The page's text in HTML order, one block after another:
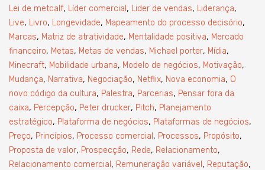
Lei de metcalf, Líder comercial , Lider de vendas, Liderança,
Live, Livro, Longevidade, Mapeamento do processo decisório,
Marcas, Matriz de atratividade, Mentalidade positiva, Mercado
financeiro, Metas, Metas de vendas, Michael porter, Mídia,
Minecraft, Mobilidade urbana, Modelo de negócios, Motivação,
Mudança, Narrativa, Negociação, Netflix, Nova economia, O
novo código da cultura, Palestra, Parcerias, Pensar fora da
caixa, Percepção, Peter drucker, Pitch, Planejamento
estratégico, Plataforma de negócios, Plataformas de negócios,
Preço, Princípios, Processo comercial , Processos, Propósito,
Proposta de valor, Prospecção, Rede, Relacionamento,
Relacionamento comercial , Remuneração variável , Reputação,